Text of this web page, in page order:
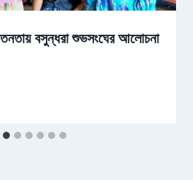
বসুন্ধরা শুভসংঘের আলোচনা